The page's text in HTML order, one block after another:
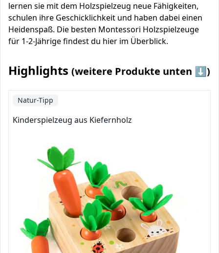
lernen sie mit dem Holzspielzeug neue Fähigkeiten,
schulen ihre Geschicklichkeit und haben dabei einen
Heidenspaß. Die besten Montessori Holzspielzeuge
für 1-2-Jährige findest du hier im Überblick.
Highlights (weitere Produkte unten ⬇️)
Natur-Tipp
Kinderspielzeug aus Kiefernholz